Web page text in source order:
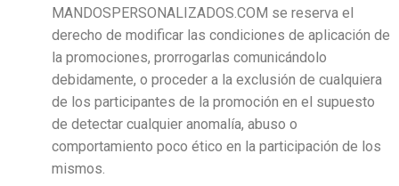
MANDOSPERSONALIZADOS.COM se reserva el
derecho de modificar las condiciones de aplicación de
la promociones, prorrogarlas comunicándolo
debidamente, o proceder a la exclusión de cualquiera
de los participantes de la promoción en el supuesto
de detectar cualquier anomalía, abuso o
comportamiento poco ético en la participación de los
mismos.